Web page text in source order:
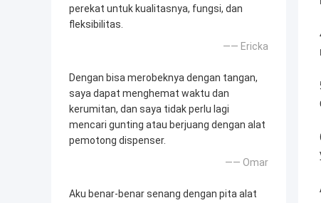
perekat untuk kualitasnya, fungsi, dan
fleksibilitas.
—— Ericka
Dengan bisa merobeknya dengan tangan,
saya dapat menghemat waktu dan
kerumitan, dan saya tidak perlu lagi
mencari gunting atau berjuang dengan alat
pemotong dispenser.
—— Omar
Aku benar-benar senang dengan pita alat